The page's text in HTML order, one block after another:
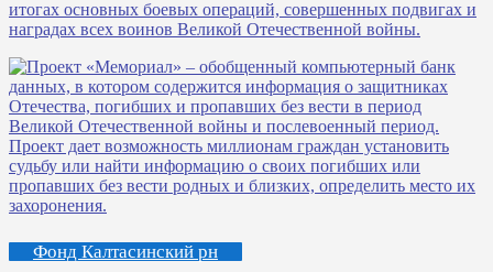
Фонд Калтасинский рн